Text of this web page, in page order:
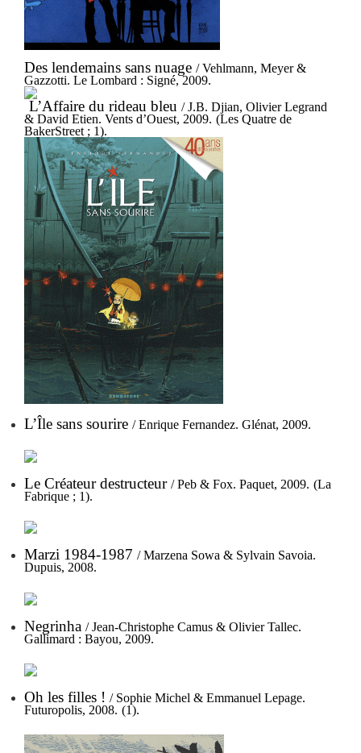
Des lendemains sans nuage / Vehlmann, Meyer &
Gazzotti. Le Lombard : Signé, 2009.
L’Affaire du rideau bleu / J.B. Djian, Olivier Legrand
& David Etien. Vents d’Ouest, 2009. (Les Quatre de
BakerStreet ; 1).
L’Île sans sourire / Enrique Fernandez. Glénat, 2009.
Le Créateur destructeur / Peb & Fox. Paquet, 2009. (La
Fabrique ; 1).
Marzi 1984-1987 / Marzena Sowa & Sylvain Savoia.
Dupuis, 2008.
Negrinha / Jean-Christophe Camus & Olivier Tallec.
Gallimard : Bayou, 2009.
Oh les filles ! / Sophie Michel & Emmanuel Lepage.
Futuropolis, 2008. (1).